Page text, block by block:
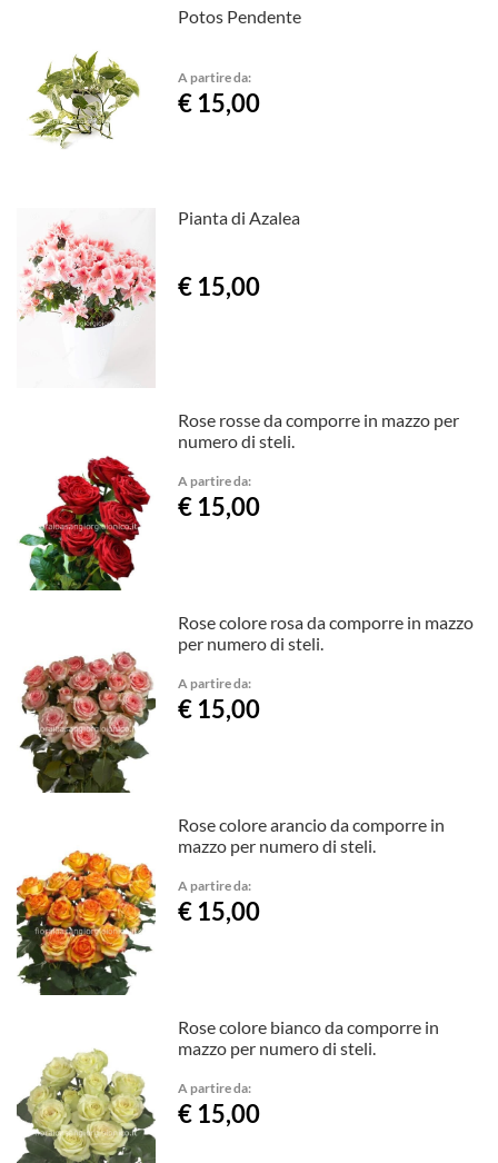
Potos Pendente
A partire da:
€ 15,00
Pianta di Azalea
€ 15,00
Rose rosse da comporre in mazzo per
numero di steli.
A partire da:
€ 15,00
Rose colore rosa da comporre in mazzo
per numero di steli.
A partire da:
€ 15,00
Rose colore arancio da comporre in
mazzo per numero di steli.
A partire da:
€ 15,00
Rose colore bianco da comporre in
mazzo per numero di steli.
A partire da:
€ 15,00